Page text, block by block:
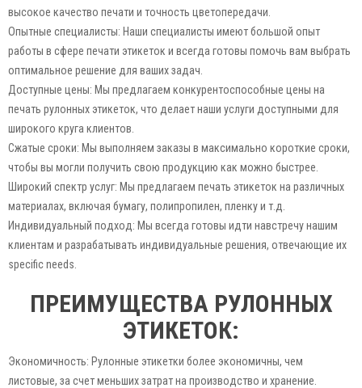
высокое качество печати и точность цветопередачи.
Опытные специалисты: Наши специалисты имеют большой опыт
работы в сфере печати этикеток и всегда готовы помочь вам выбрать
оптимальное решение для ваших задач.
Доступные цены: Мы предлагаем конкурентоспособные цены на
печать рулонных этикеток, что делает наши услуги доступными для
широкого круга клиентов.
Сжатые сроки: Мы выполняем заказы в максимально короткие сроки,
чтобы вы могли получить свою продукцию как можно быстрее.
Широкий спектр услуг: Мы предлагаем печать этикеток на различных
материалах, включая бумагу, полипропилен, пленку и т.д.
Индивидуальный подход: Мы всегда готовы идти навстречу нашим
клиентам и разрабатывать индивидуальные решения, отвечающие их
specific needs.
ПРЕИМУЩЕСТВА РУЛОННЫХ
ЭТИКЕТОК:
Экономичность: Рулонные этикетки более экономичны, чем
листовые, за счет меньших затрат на производство и хранение.